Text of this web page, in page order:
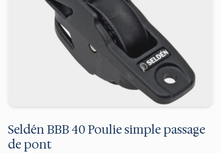
Seldén BBB 40 Poulie simple passage
de pont